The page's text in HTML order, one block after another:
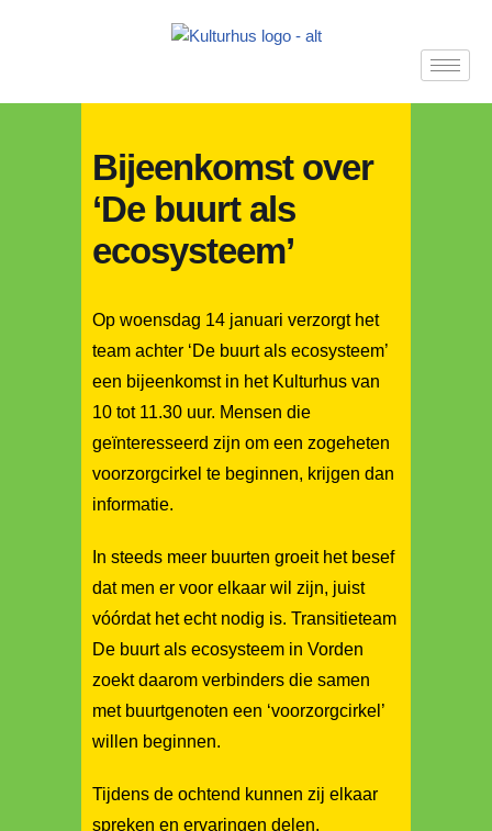
Bijeenkomst over
‘De buurt als
ecosysteem’
Op woensdag 14 januari verzorgt het
team achter ‘De buurt als ecosysteem’
een bijeenkomst in het Kulturhus van
10 tot 11.30 uur. Mensen die
geïnteresseerd zijn om een zogeheten
voorzorgcirkel te beginnen, krijgen dan
informatie.
In steeds meer buurten groeit het besef
dat men er voor elkaar wil zijn, juist
vóórdat het echt nodig is. Transitieteam
De buurt als ecosysteem in Vorden
zoekt daarom verbinders die samen
met buurtgenoten een ‘voorzorgcirkel’
willen beginnen.
Tijdens de ochtend kunnen zij elkaar
spreken en ervaringen delen.